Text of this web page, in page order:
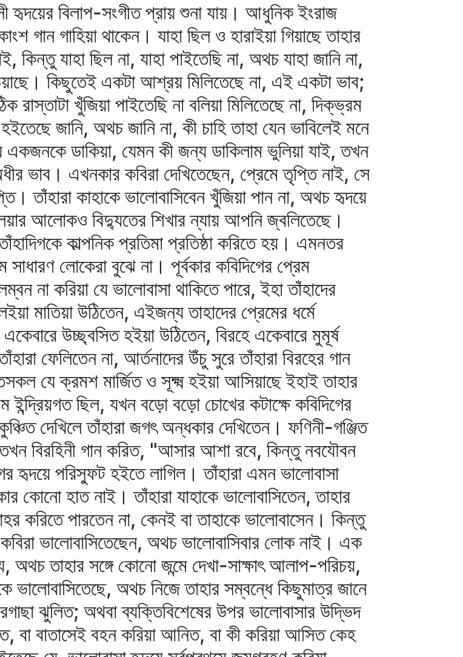
বিলাপ-সংগীত প্রায় শুনা যায়। আধুনিক ইংরাজ
গান গাহিয়া থাকেন। যাহা ছিল ও হারাইয়া গিয়াছে তাহার
কিন্তু যাহা ছিল না, যাহা পাইতেছি না, অথচ যাহা জানি না,
কিছুতেই একটা আশ্রয় মিলিতেছে না, এই একটা ভাব;
খুঁজিয়া পাইতেছি না বলিয়া মিলিতেছে না, দিক্‌ভ্রম
জানি, অথচ জানি না, কী চাহি তাহা যেন ভাবিলেই মনে
ডাকিয়া, যেমন কী জন্য ডাকিলাম ভুলিয়া যাই, তখন
ভাব। এখনকার কবিরা দেখিতেছেন, প্রেমে তৃপ্তি নাই, সে
তাঁহারা কাহাকে ভালোবাসিবেন খুঁজিয়া পান না, অথচ হৃদয়ে
আলোকও বিদ্যুতের শিখার ন্যায় আপনি জ্বলিতেছে।
কাল্পনিক প্রতিমা প্রতিষ্ঠা করিতে হয়। এমনতর
লোকেরা বুঝে না। পূর্বকার কবিদিগের প্রেম
করিয়া যে ভালোবাসা থাকিতে পারে, ইহা তাঁহাদের
মাতিয়া উঠিতেন, এইজন্য তাহাদের প্রেমের ধর্মে
উচ্ছ্বসিত হইয়া উঠিতেন, বিরহে একেবারে মুমূর্ষ
ফেলিতেন না, আর্তনাদের উঁচু সুরে তাঁহারা বিরহের গান
যে ক্রমশ মার্জিত ও সূক্ষ্ম হইয়া আসিয়াছে ইহাই তাহার
ছিল, যখন বড়ো বড়ো চোখের কটাক্ষে কবিদিগের
দেখিলে তাঁহারা জগৎ অন্ধকার দেখিতেন। ফণিনী-গঞ্জিত
তখন বিরহিনী গান করিত, "আসার আশা রবে, কিন্তু নবযৌবন
হৃদয়ে পরিস্ফুট হইতে লাগিল। তাঁহারা এমন ভালোবাসা
কোনো হাত নাই। তাঁহারা যাহাকে ভালোবাসিতেন, তাহার
করিতে পারতেন না, কেনই বা তাহাকে ভালোবাসেন। কিন্তু
ভালোবাসিতেছেন, অথচ ভালোবাসিবার লোক নাই। এক
তাহার সঙ্গে কোনো জন্মে দেখা-সাক্ষাৎ আলাপ-পরিচয়,
অথচ নিজে তাহার সম্বন্ধে কিছুমাত্র জানে
ঝুলিত; অথবা ব্যক্তিবিশেষের উপর ভালোবাসার উদ্ভিদ
বা বাতাসেই বহন করিয়া আনিত, বা কী করিয়া আসিত কেহ